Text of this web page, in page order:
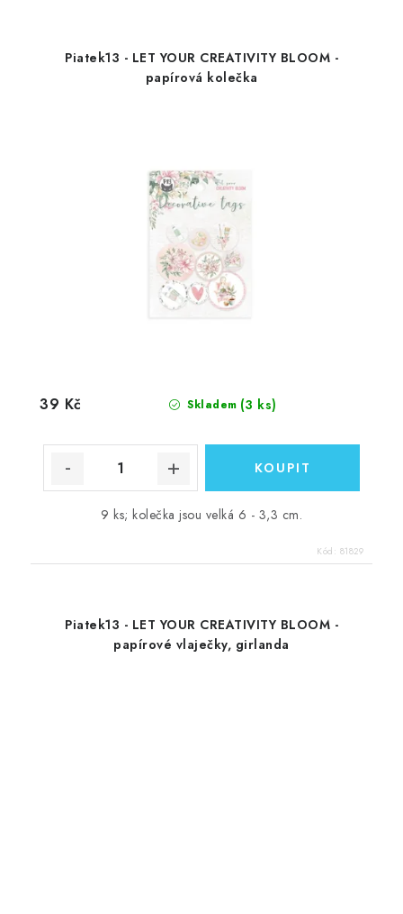
Piatek13 - LET YOUR CREATIVITY BLOOM -
papírová kolečka
Skladem (3 ks)
39 Kč
9 ks; kolečka jsou velká 6 - 3,3 cm.
Kód: 81829
Piatek13 - LET YOUR CREATIVITY BLOOM -
papírové vlaječky, girlanda